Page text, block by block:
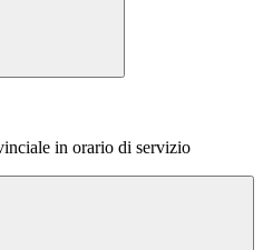
in orario di servizio